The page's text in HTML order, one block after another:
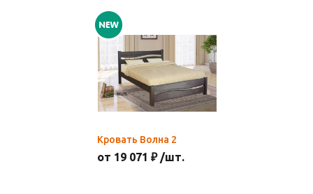
Кровать Волна 2
от 19 071 ₽ /шт.